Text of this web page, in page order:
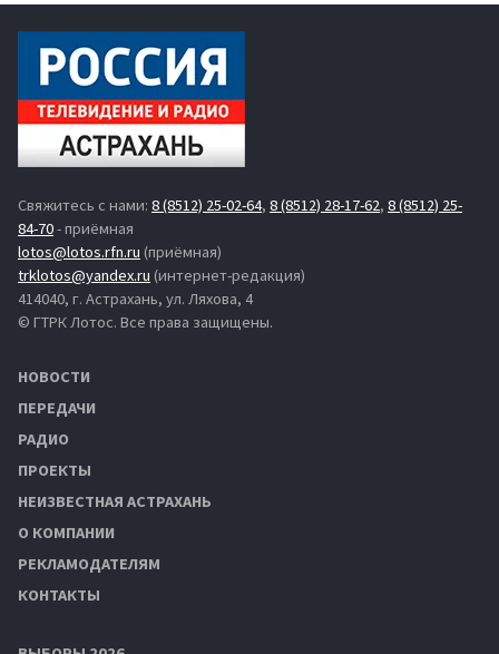
Свяжитесь с нами: 8 (8512) 25-02-64, 8 (8512) 28-17-62, 8 (8512) 25-
84-70- приёмная
lotos@lotos.rfn.ru (приёмная)
trklotos@yandex.ru (интернет-редакция)
414040, г. Астрахань, ул. Ляхова, 4
© ГТРК Лотос. Все права защищены.
НОВОСТИ
ПЕРЕДАЧИ
РАДИО
ПРОЕКТЫ
НЕИЗВЕСТНАЯ АСТРАХАНЬ
О КОМПАНИИ
РЕКЛАМОДАТЕЛЯМ
КОНТАКТЫ